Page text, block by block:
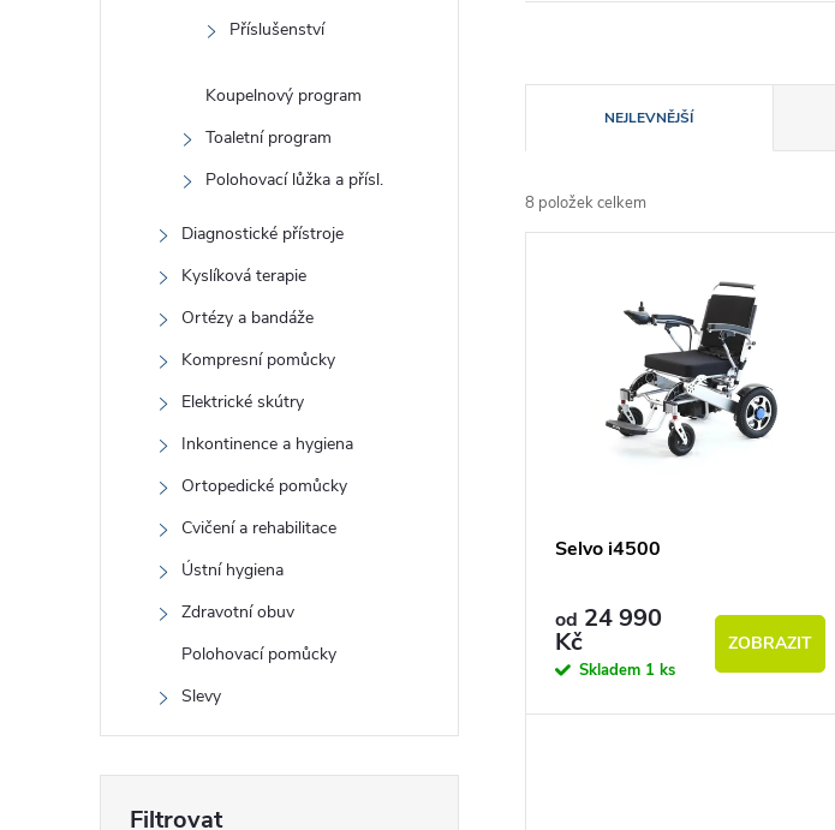
Příslušenství
Koupelnový program
Toaletní program
Polohovací lůžka a přísl.
Diagnostické přístroje
Kyslíková terapie
Ortézy a bandáže
Kompresní pomůcky
Elektrické skútry
Inkontinence a hygiena
Ortopedické pomůcky
Cvičení a rehabilitace
Ústní hygiena
Zdravotní obuv
Polohovací pomůcky
Slevy
Řazení produktů
NEJLEVNĚJŠÍ
8 položek celkem
Selvo i4500
od 24 990
Kč
Skladem 1 ks
ZOBRAZIT